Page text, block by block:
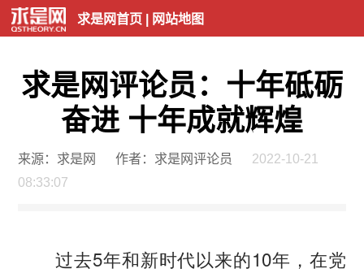
求是网首页| 网站地图
求是网评论员：十年砥砺
奋进 十年成就辉煌
来源：求是网 作者：求是网评论员
2022-10-21
08:33:07
过去5年和新时代以来的10年，在党